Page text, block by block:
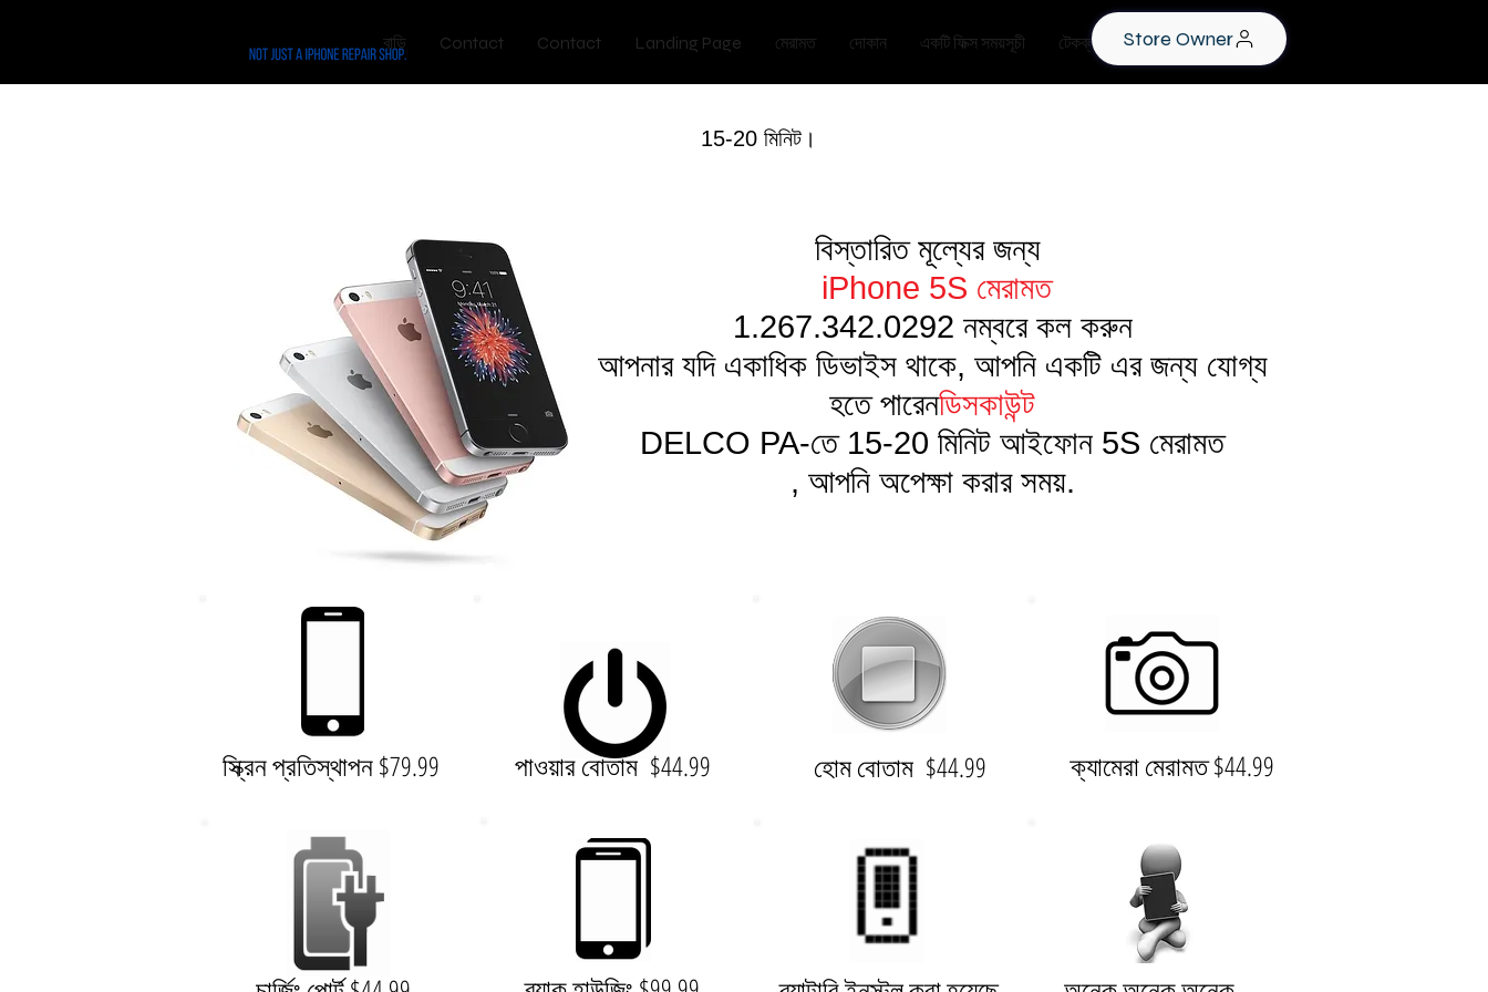
বাড়ি Contact Contact Landing Page মেরামত দোকান একটি ফিক্স সময়সূচী টেকব্লগ Store Owner
বিস্তারিত মূল্যের জন্য
iPhone 5S মেরামত
1.267.342.0292 নম্বরে কল করুন
আপনার যদি একাধিক ডিভাইস থাকে, আপনি একটি এর জন্য যোগ্য
হতে পারেনডিসকাউন্ট
DELCO PA-তে 15-20 মিনিট আইফোন 5S মেরামত
, আপনি অপেক্ষা করার সময়.
স্ক্রিন প্রতিস্থাপন $79.99 পাওয়ার বোতাম $44.99 হোম বোতাম $44.99 ক্যামেরা মেরামত $44.99
15-20 মিনিট।